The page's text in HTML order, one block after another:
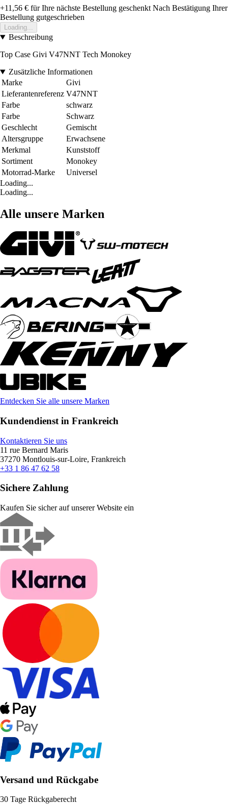
+11,56 € für Ihre nächste Bestellung geschenkt Nach Bestätigung Ihrer
Bestellung gutgeschrieben
Loading...
Beschreibung
Top Case Givi V47NNT Tech Monokey
Zusätzliche Informationen
Marke
Givi
Lieferantenreferenz V47NNT
Farbe
schwarz
Farbe
Schwarz
Geschlecht
Gemischt
Altersgruppe
Erwachsene
Merkmal
Kunststoff
Sortiment
Monokey
Motorrad-Marke
Universel
Loading...
Loading...
Alle unsere Marken
Entdecken Sie alle unsere Marken
Kundendienst in Frankreich
Kontaktieren Sie uns
11 rue Bernard Maris
37270 Montlouis-sur-Loire, Frankreich
+33 1 86 47 62 58
Sichere Zahlung
Kaufen Sie sicher auf unserer Website ein
Versand und Rückgabe
30 Tage Rückgaberecht